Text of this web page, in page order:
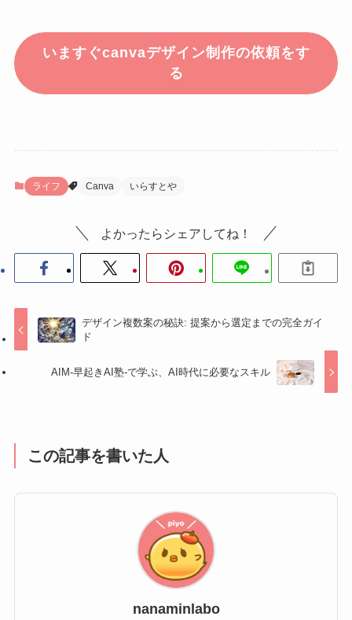
いますぐcanvaデザイン制作の依頼をす
る
ライフ Canva いらすとや
よかったらシェアしてね！
デザイン複数案の秘訣: 提案から選定までの完全ガイ
ド
AIM-早起きAI塾-で学ぶ、AI時代に必要なスキル
この記事を書いた人
nanaminlabo